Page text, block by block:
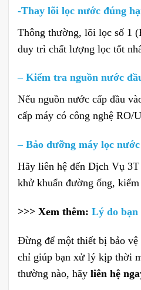
-Thay lõi lọc nước đúng
Thông thường, lõi lọc số 1
duy trì chất lượng lọc tốt
– Kiểm tra nguồn nước
Nếu nguồn nước cấp đầu
cấp máy có công nghệ RO/
– Bảo dưỡng máy lọc
Hãy liên hệ đến Dịch Vụ
khử khuẩn đường ống,
>>> Xem thêm: Lý do bạn
Đừng để một thiết bị bảo
chỉ giúp bạn xử lý kịp thời
thường nào, hãy liên hệ